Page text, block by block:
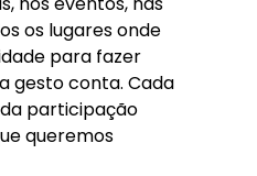
os lugares onde
para fazer
gesto conta. Cada
participação
queremos